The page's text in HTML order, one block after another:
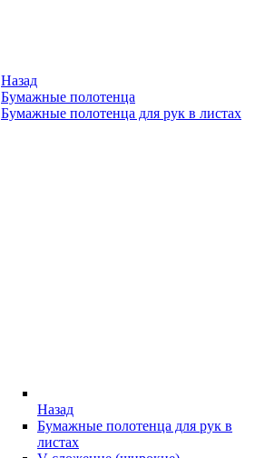
Назад
Бумажные полотенца
Бумажные полотенца для рук в листах
Назад
Бумажные полотенца для рук в
листах